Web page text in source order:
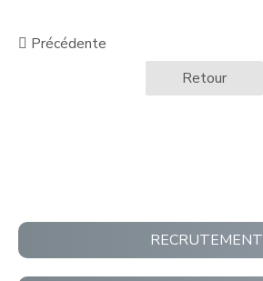
Précédente
Retour
RECRUTEMENT